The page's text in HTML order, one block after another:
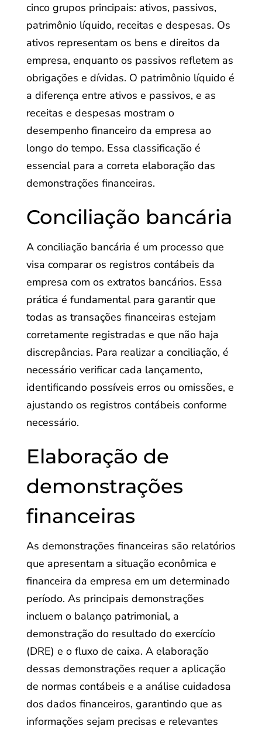
cinco grupos principais: ativos, passivos,
patrimônio líquido, receitas e despesas. Os
ativos representam os bens e direitos da
empresa, enquanto os passivos refletem as
obrigações e dívidas. O patrimônio líquido é
a diferença entre ativos e passivos, e as
receitas e despesas mostram o
desempenho financeiro da empresa ao
longo do tempo. Essa classificação é
essencial para a correta elaboração das
demonstrações financeiras.
Conciliação bancária
A conciliação bancária é um processo que
visa comparar os registros contábeis da
empresa com os extratos bancários. Essa
prática é fundamental para garantir que
todas as transações financeiras estejam
corretamente registradas e que não haja
discrepâncias. Para realizar a conciliação, é
necessário verificar cada lançamento,
identificando possíveis erros ou omissões, e
ajustando os registros contábeis conforme
necessário.
Elaboração de
demonstrações
financeiras
As demonstrações financeiras são relatórios
que apresentam a situação econômica e
financeira da empresa em um determinado
período. As principais demonstrações
incluem o balanço patrimonial, a
demonstração do resultado do exercício
(DRE) e o fluxo de caixa. A elaboração
dessas demonstrações requer a aplicação
de normas contábeis e a análise cuidadosa
dos dados financeiros, garantindo que as
informações sejam precisas e relevantes